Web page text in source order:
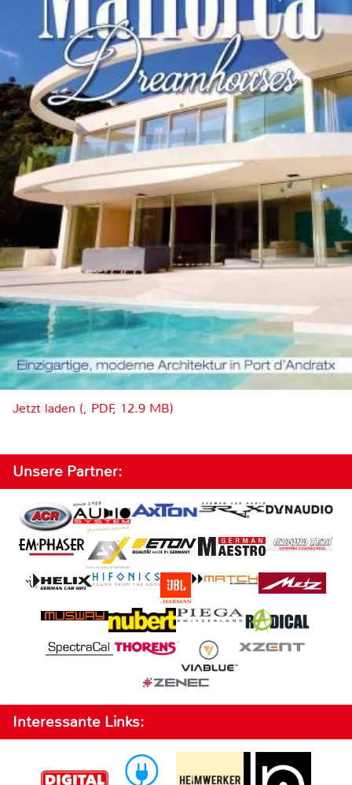
Jetzt laden (, PDF, 12.9 MB)
Unsere Partner:
Interessante Links: